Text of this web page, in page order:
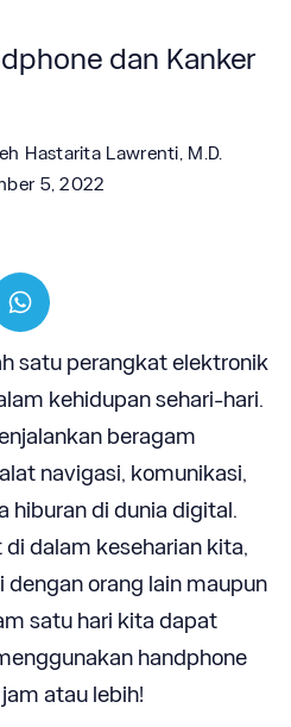
dan Kanker
Hastarita Lawrenti, M.D.
5, 2022
satu perangkat elektronik
kehidupan sehari-hari.
beragam
navigasi, komunikasi,
hiburan di dunia digital.
dalam keseharian kita,
orang lain maupun
satu hari kita dapat
handphone
atau lebih!